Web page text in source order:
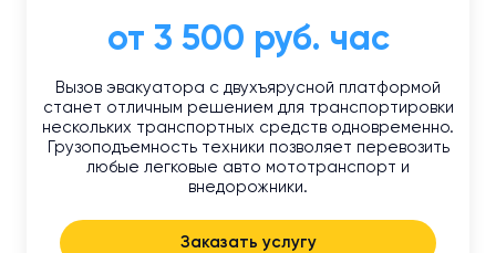
от 3 500 руб. час
Вызов эвакуатора с двухъярусной платформой
станет отличным решением для транспортировки
нескольких транспортных средств одновременно.
Грузоподъемность техники позволяет перевозить
любые легковые авто мототранспорт и
внедорожники.
Заказать услугу